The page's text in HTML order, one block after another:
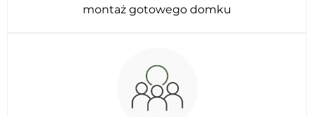
montaż gotowego domku